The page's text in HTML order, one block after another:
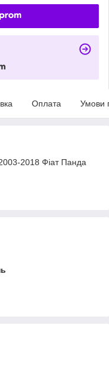
Оплата Умови
2018 Фіат Панда